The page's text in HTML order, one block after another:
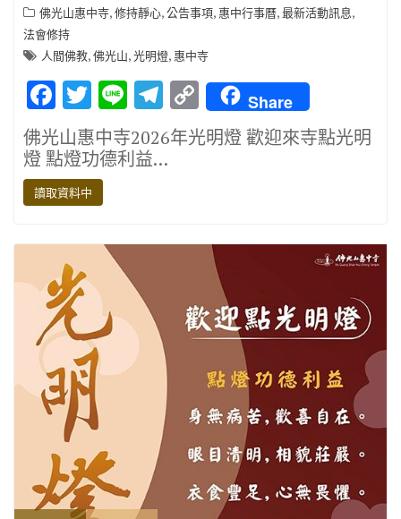
佛光山惠中寺,修持靜心,公告事項, 惠中行事曆,最新活動訊息,
法會修持
人間佛教,佛光山,光明燈, 惠中寺
F
ac
e
b
o
o
k
T
w
it
te
r
Li
n
e
T
el
e
m
C
o
p
n
k
Share
佛光山惠中寺2026年光明燈 歡迎來寺點光明
燈 點燈功德利益…
讀取資料中